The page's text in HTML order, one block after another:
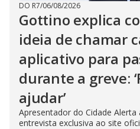
DO R7/06/08/2026
Gottino explica
ideia de chamar
aplicativo para
durante a greve:
ajudar’
Apresentador do Cidade
entrevista exclusiva ao site